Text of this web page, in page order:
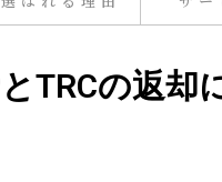
TRCの返却